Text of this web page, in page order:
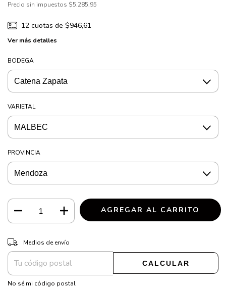
Precio sin impuestos $5.285,95
12 cuotas de $946,61
Ver más detalles
BODEGA
VARIETAL
PROVINCIA
Entregas para el CP:
Medios de envío
CALCULAR
No sé mi código postal